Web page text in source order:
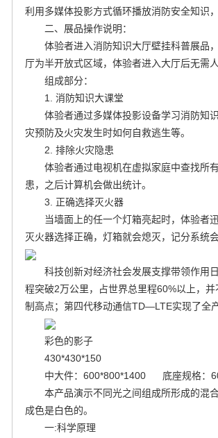
利用多媒体投影方式循环播放消防安全知识
二、展品操作说明：
体验者进入消防知识大厅壁挂科普展品
厅为半开放式区域，体验者进入大厅后无需
组成部分：
1. 消防知识大课堂
体验者通过多媒体投影设备学习消防知
灾预防及火灾发生时如何自救逃生等。
2. 排除火灾隐患
体验者通过电视机在虚拟家庭中查找所
患，之后计算机会做出统计。
3. 正确选择灭火器
当墙面上的任一个灯箱亮起时，体验者
灭火器选择正确，灯箱就会熄灭，记分系统
科技创新对经济社会发展支撑带领作用
程突破2万公里，占世界总里程60%以上，
制高点；第四代移动通信TD—LTE实现了全
彩色的影子
430*430*150
中大件：600*800*1400 底座规格：
本产品演示不同光之间组成所形成的混
成色是白色的。
一:科学原理